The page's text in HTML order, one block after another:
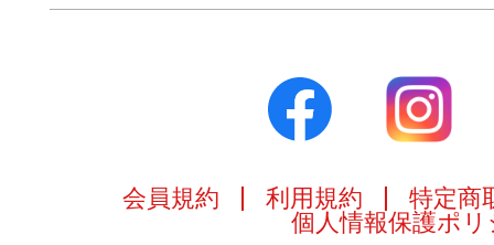
会員規約 利用規約
特定商
個人情報保護ポリ